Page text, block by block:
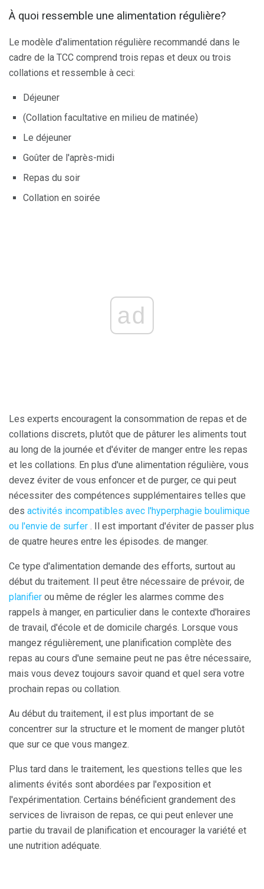
À quoi ressemble une alimentation régulière?
Le modèle d'alimentation régulière recommandé dans le
cadre de la TCC comprend trois repas et deux ou trois
collations et ressemble à ceci:
Déjeuner
(Collation facultative en milieu de matinée)
Le déjeuner
Goûter de l'après-midi
Repas du soir
Collation en soirée
ad
Les experts encouragent la consommation de repas et de
collations discrets, plutôt que de pâturer les aliments tout
au long de la journée et d'éviter de manger entre les repas
et les collations. En plus d'une alimentation régulière, vous
devez éviter de vous enfoncer et de purger, ce qui peut
nécessiter des compétences supplémentaires telles que
des activités incompatibles avec l'hyperphagie boulimique
ou l'envie de surfer . Il est important d'éviter de passer plus
de quatre heures entre les épisodes. de manger.
Ce type d'alimentation demande des efforts, surtout au
début du traitement. Il peut être nécessaire de prévoir, de
planifier ou même de régler les alarmes comme des
rappels à manger, en particulier dans le contexte d'horaires
de travail, d'école et de domicile chargés. Lorsque vous
mangez régulièrement, une planification complète des
repas au cours d'une semaine peut ne pas être nécessaire,
mais vous devez toujours savoir quand et quel sera votre
prochain repas ou collation.
Au début du traitement, il est plus important de se
concentrer sur la structure et le moment de manger plutôt
que sur ce que vous mangez.
Plus tard dans le traitement, les questions telles que les
aliments évités sont abordées par l'exposition et
l'expérimentation. Certains bénéficient grandement des
services de livraison de repas, ce qui peut enlever une
partie du travail de planification et encourager la variété et
une nutrition adéquate.